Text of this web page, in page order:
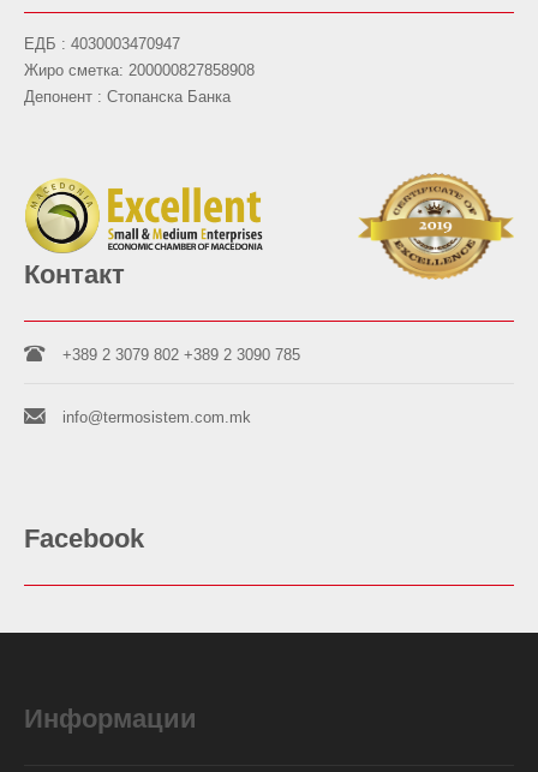
ЕДБ : 4030003470947
Жиро сметка: 200000827858908
Депонент : Стопанска Банка
Контакт
+389 2 3079 802 +389 2 3090 785
info@termosistem.com.mk
Facebook
Информации